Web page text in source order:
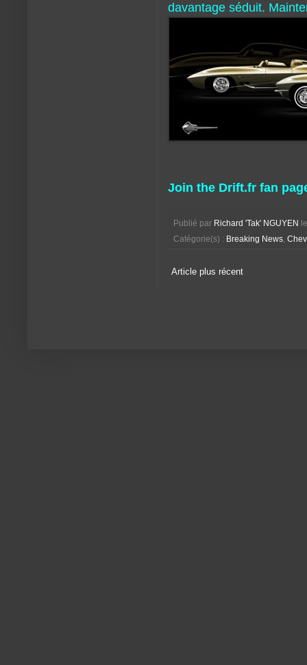
davantage séduit.
Join the Drift.fr fan
Publié par Richard 'Tak' NGUYEN
Catégorie(s) : Breaking News,
Article plus récent